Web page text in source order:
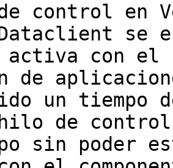
control en
se
activa con
de
un tiempo
de
sin poder